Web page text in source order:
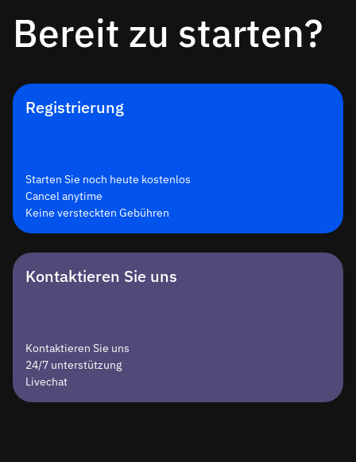
Bereit zu starten?
Registrierung
Starten Sie noch heute kostenlos
Cancel anytime
Keine versteckten Gebühren
Kontaktieren Sie uns
Kontaktieren Sie uns
24/7 unterstützung
Livechat